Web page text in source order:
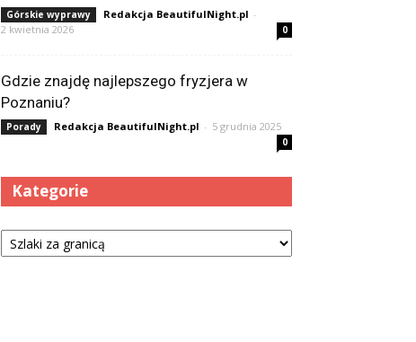
Górskie wyprawy Redakcja BeautifulNight.pl -
2 kwietnia 2026
0
Gdzie znajdę najlepszego fryzjera w
Poznaniu?
Porady Redakcja BeautifulNight.pl - 5 grudnia 2025
0
Kategorie
Kategorie